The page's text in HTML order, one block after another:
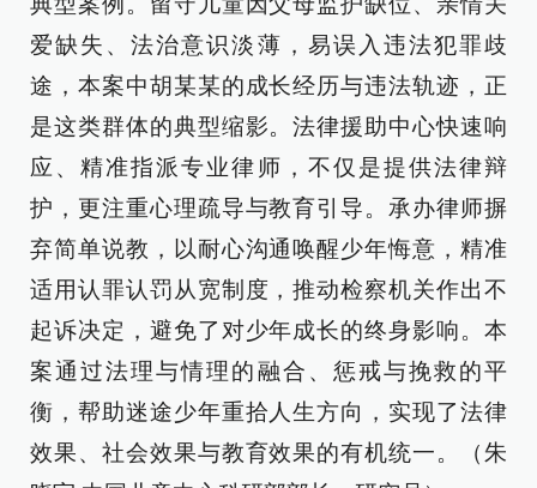
爱缺失、法治意识淡薄，易误入违法犯罪歧
途，本案中胡某某的成长经历与违法轨迹，正
是这类群体的典型缩影。法律援助中心快速响
应、精准指派专业律师，不仅是提供法律辩
护，更注重心理疏导与教育引导。承办律师摒
弃简单说教，以耐心沟通唤醒少年悔意，精准
适用认罪认罚从宽制度，推动检察机关作出不
起诉决定，避免了对少年成长的终身影响。本
案通过法理与情理的融合、惩戒与挽救的平
衡，帮助迷途少年重拾人生方向，实现了法律
效果、社会效果与教育效果的有机统一。（朱